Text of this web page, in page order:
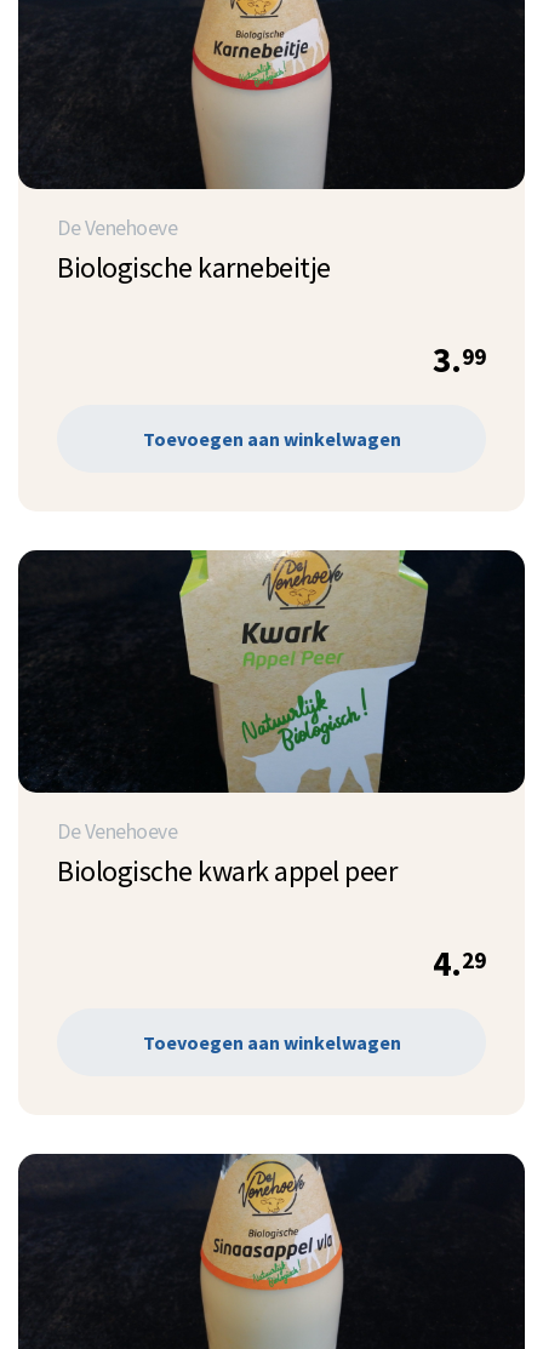
De Venehoeve
Biologische karnebeitje
3.99
Toevoegen aan winkelwagen
De Venehoeve
Biologische kwark appel peer
4.29
Toevoegen aan winkelwagen